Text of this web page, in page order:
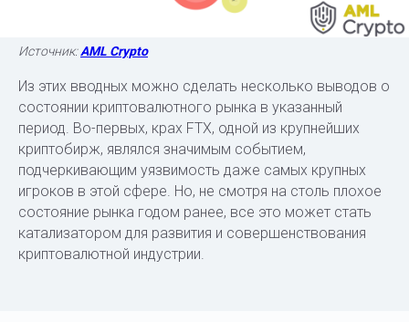
Источник:AML Crypto
Из этих вводных можно сделать несколько выводов о
состоянии криптовалютного рынка в указанный
период. Во-первых, крах FTX, одной из крупнейших
криптобирж, являлся значимым событием,
подчеркивающим уязвимость даже самых крупных
игроков в этой сфере. Но, не смотря на столь плохое
состояние рынка годом ранее, все это может стать
катализатором для развития и совершенствования
криптовалютной индустрии.